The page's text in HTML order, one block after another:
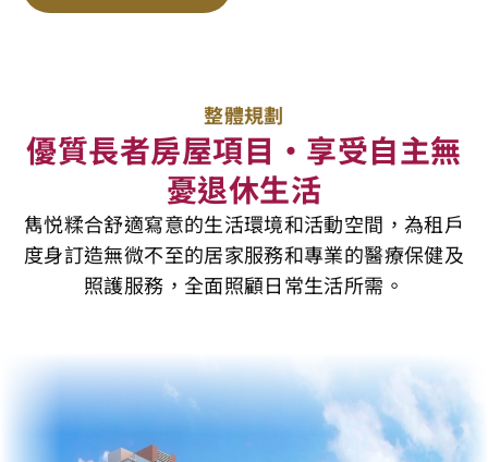
整體規劃
優質長者房屋項目・享受自主無
憂退休生活
雋悦糅合舒適寫意的生活環境和活動空間，為租戶
度身訂造無微不至的居家服務和專業的醫療保健及
照護服務，全面照顧日常生活所需。